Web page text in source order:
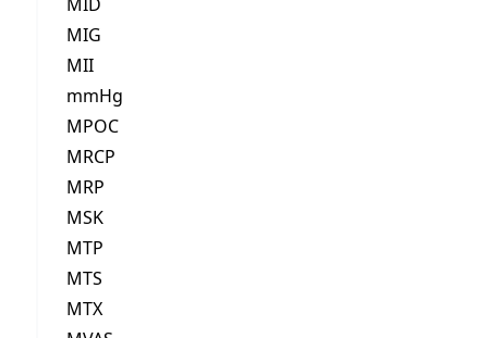
MIG
MII
mmHg
MPOC
MRCP
MRP
MSK
MTP
MTS
MTX